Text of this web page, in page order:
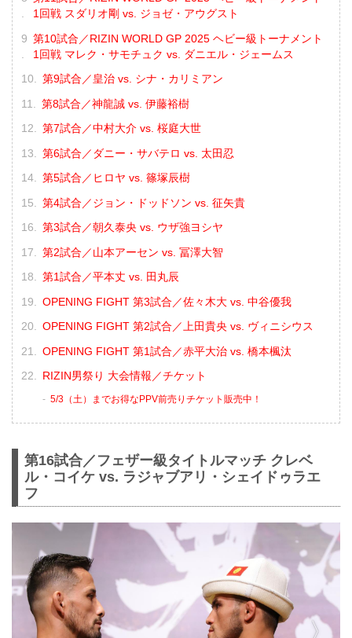
1回戦 スダリオ剛 vs. ジョゼ・アウグスト
第10試合／RIZIN WORLD GP 2025 ヘビー級トーナメント
1回戦 マレク・サモチュク vs. ダニエル・ジェームス
第9試合／皇治 vs. シナ・カリミアン
第8試合／神龍誠 vs. 伊藤裕樹
第7試合／中村大介 vs. 桜庭大世
第6試合／ダニー・サバテロ vs. 太田忍
第5試合／ヒロヤ vs. 篠塚辰樹
第4試合／ジョン・ドッドソン vs. 征矢貴
第3試合／朝久泰央 vs. ウザ強ヨシヤ
第2試合／山本アーセン vs. 冨澤大智
第1試合／平本丈 vs. 田丸辰
OPENING FIGHT 第3試合／佐々木大 vs. 中谷優我
OPENING FIGHT 第2試合／上田貴央 vs. ヴィニシウス
OPENING FIGHT 第1試合／赤平大治 vs. 橋本楓汰
RIZIN男祭り 大会情報／チケット
5/3（土）までお得なPPV前売りチケット販売中！
第16試合／フェザー級タイトルマッチ クレベ
ル・コイケ vs. ラジャブアリ・シェイドゥラエ
フ